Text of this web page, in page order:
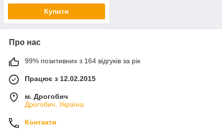
Купити
Про нас
99% позитивних з 164 відгуків за рік
Працює з 12.02.2015
м. Дрогобич
Дрогобич, Україна
Контакти